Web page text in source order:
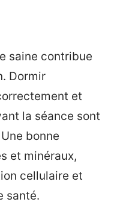
saine contribue
Dormir
et
la séance sont
bonne
et minéraux,
cellulaire et
santé.